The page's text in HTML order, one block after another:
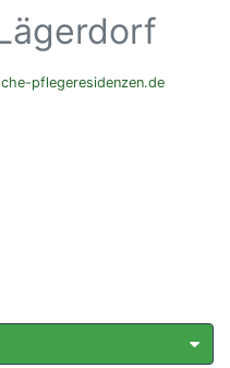
pflegeresidenzen.de